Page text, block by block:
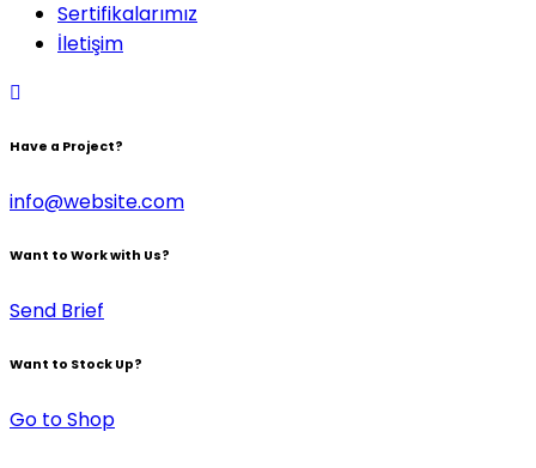
Sertifikalarımız
İletişim
Have a Project?
info@website.com
Want to Work with Us?
Send Brief
Want to Stock Up?
Go to Shop